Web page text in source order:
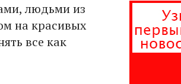
людьми из
на красивых
все как